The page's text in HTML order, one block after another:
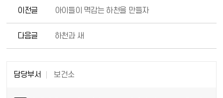
이전글 아이들이 멱감는 하천을 만들자
다음글 하천과 새
담당부서 보건소